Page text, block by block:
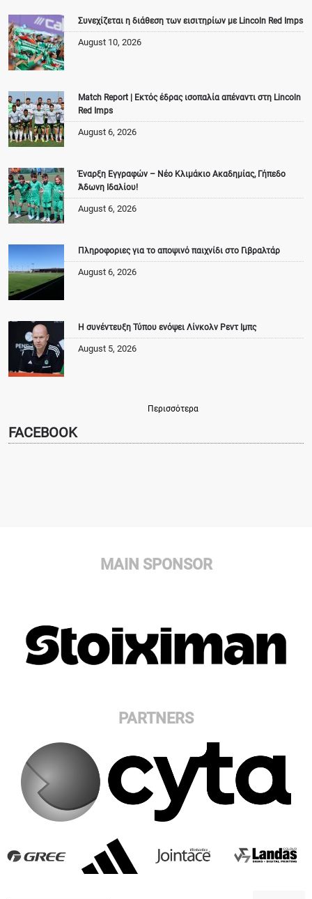
Συνεχίζεται η διάθεση των εισιτηρίων με Lincoln Red Imps
August 10, 2026
Match Report | Εκτός έδρας ισοπαλία απέναντι στη Lincoln
Red Imps
August 6, 2026
Έναρξη Εγγραφών – Νέο Κλιμάκιο Ακαδημίας, Γήπεδο
Άδωνη Ιδαλίου!
August 6, 2026
Πληροφοριες για το αποψινό παιχνίδι στο Γιβραλτάρ
August 6, 2026
Η συνέντευξη Τύπου ενόψει Λίνκολν Ρεντ Ιμπς
August 5, 2026
Περισσότερα
FACEBOOK
MAIN SPONSOR
PARTNERS